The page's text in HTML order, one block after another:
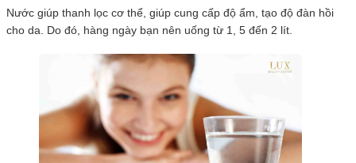
Nước giúp thanh lọc cơ thể, giúp cung cấp độ ẩm, tạo độ đàn hồi
cho da. Do đó, hàng ngày bạn nên uống từ 1, 5 đến 2 lít.